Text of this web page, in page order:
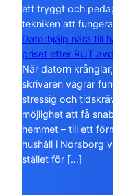
ett tryggt och
tekniken att
Datorhjälp nära till
priset efter RUT
När datorn
skrivaren vägrar
stressig och
möjlighet att få
hemmet – till ett
hushåll i Norsborg
stället för […]